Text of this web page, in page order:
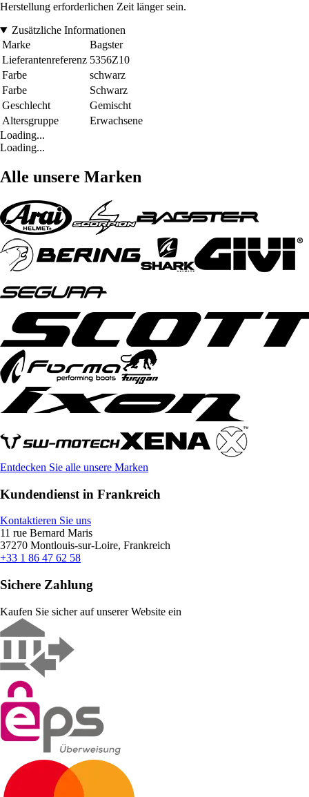
Herstellung erforderlichen Zeit länger sein.
Zusätzliche Informationen
Marke
Bagster
Lieferantenreferenz 5356Z10
Farbe
schwarz
Farbe
Schwarz
Geschlecht
Gemischt
Altersgruppe
Erwachsene
Loading...
Loading...
Alle unsere Marken
Entdecken Sie alle unsere Marken
Kundendienst in Frankreich
Kontaktieren Sie uns
11 rue Bernard Maris
37270 Montlouis-sur-Loire, Frankreich
+33 1 86 47 62 58
Sichere Zahlung
Kaufen Sie sicher auf unserer Website ein